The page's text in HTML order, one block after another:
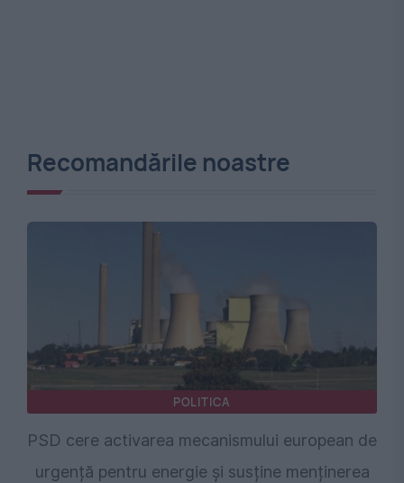
Recomandările noastre
POLITICA
PSD cere activarea mecanismului european de
urgență pentru energie și susține menținerea